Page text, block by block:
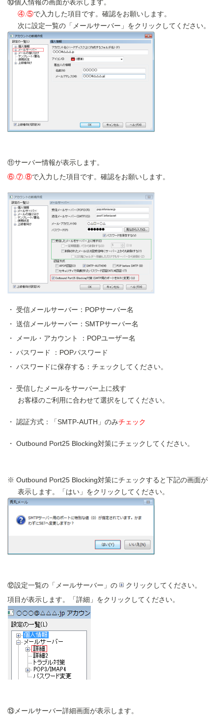
⑩個人情報の画面が表示します。
④.⑤で入力した項目です。確認をお願いします。
次に設定一覧の「メールサーバー」をクリックしてください。
⑪サーバー情報が表示します。
⑥.⑦.⑧で入力した項目です。確認をお願いします。
受信メールサーバー：POPサーバー名
送信メールサーバー：SMTPサーバー名
メール・アカウント ：POPユーザー名
パスワード ：POPパスワード
パスワードに保存する：チェックしてください。
受信したメールをサーバー上に残す
お客様のご利用に合わせて選択をしてください。
認証方式：「SMTP-AUTH」のみチェック
Outbound Port25 Blocking対策にチェックしてください。
Outbound Port25 Blocking対策にチェックすると下記の画面が
表示します。「はい」をクリックしてください。
⑫設定一覧の「メールサーバー」の
クリックしてください。
項目が表示します。「詳細」をクリックしてください。
⑬メールサーバー詳細画面が表示します。